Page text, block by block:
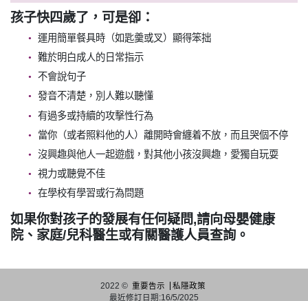
孩子快四歲了，可是卻：
運用簡單餐具時（如匙羹或叉）顯得笨拙
難於明白成人的日常指示
不會說句子
發音不清楚，別人難以聽懂
有過多或持續的攻擊性行為
當你（或者照料他的人）離開時會纏着不放，而且哭個不停
沒興趣與他人一起遊戲，對其他小孩沒興趣，愛獨自玩耍
視力或聽覺不佳
在學校有學習或行為問題
如果你對孩子的發展有任何疑問,請向母嬰健康
院、家庭/兒科醫生或有關醫護人員查詢。
2022 © 重要告示
私隱政策
最近修訂日期:16/5/2025